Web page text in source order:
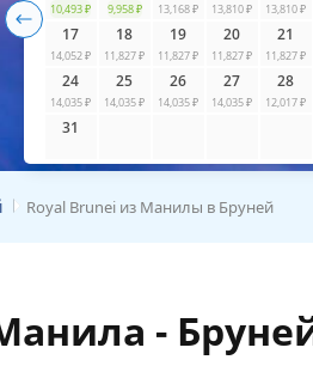
10,493 ₽ 9,958 ₽ 13,168 ₽ 13,810 ₽ 13,810 ₽
17
14,052 ₽
18
11,827 ₽
19
11,827 ₽
20
11,827 ₽
21
11,827 ₽
24
14,035 ₽
25
14,035 ₽
26
14,035 ₽
27
14,035 ₽
28
12,017 ₽
31
Royal Brunei из Манилы в Бруней
-